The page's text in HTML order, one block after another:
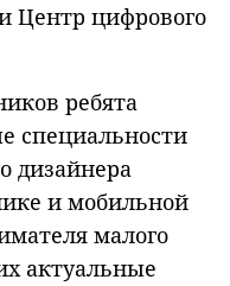
Центр цифрового
ребята
специальности
дизайнера
и мобильной
малого
актуальные